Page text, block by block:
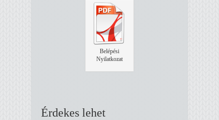
Belépési
Nyilatkozat
Érdekes lehet